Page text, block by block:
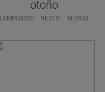
otoño
LAMINADOS NESTO NES938